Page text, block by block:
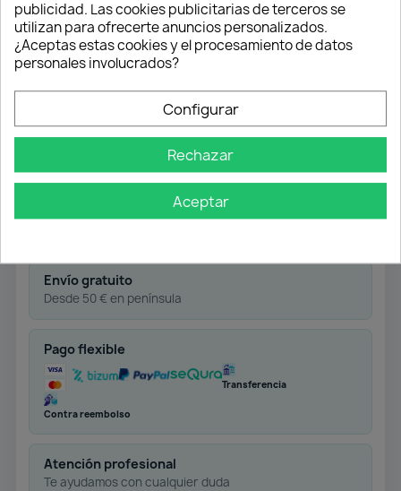
Cilindro indicado para puerta de
entrada de piso de 35/40 mm de
grosor.
Incluye 5 llaves de seguridad
Acabado: Níquel Satinado
Longitud: 70 mm (40+30 mm)
Envío gratuito
Desde 50 € en península
Pago flexible
Transferencia
Contra reembolso
Atención profesional
Te ayudamos con cualquier duda
publicidad. Las cookies publicitarias de terceros se
utilizan para ofrecerte anuncios personalizados.
¿Aceptas estas cookies y el procesamiento de datos
personales involucrados?
Configurar
Rechazar
Aceptar